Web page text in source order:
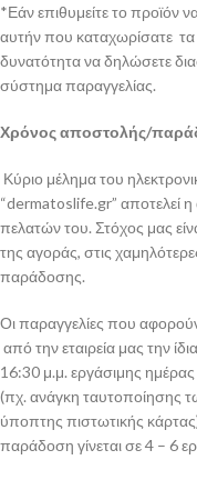
*Εάν επιθυμείτε το προϊόν
αυτήν που καταχωρίσατε τα
δυνατότητα να δηλώσετε
σύστημα παραγγελίας.
Χρόνος αποστολής/
Κύριο μέλημα του
“dermatoslife.gr” αποτελεί
πελατών του. Στόχος μας
της αγοράς, στις
παράδοσης.
Οι παραγγελίες που
από την εταιρεία μας την
16:30 μ.μ. εργάσιμης ημέρας
(πχ. ανάγκη ταυτοποίησης
ύποπτης πιστωτικής
παράδοση γίνεται σε 4 – 6